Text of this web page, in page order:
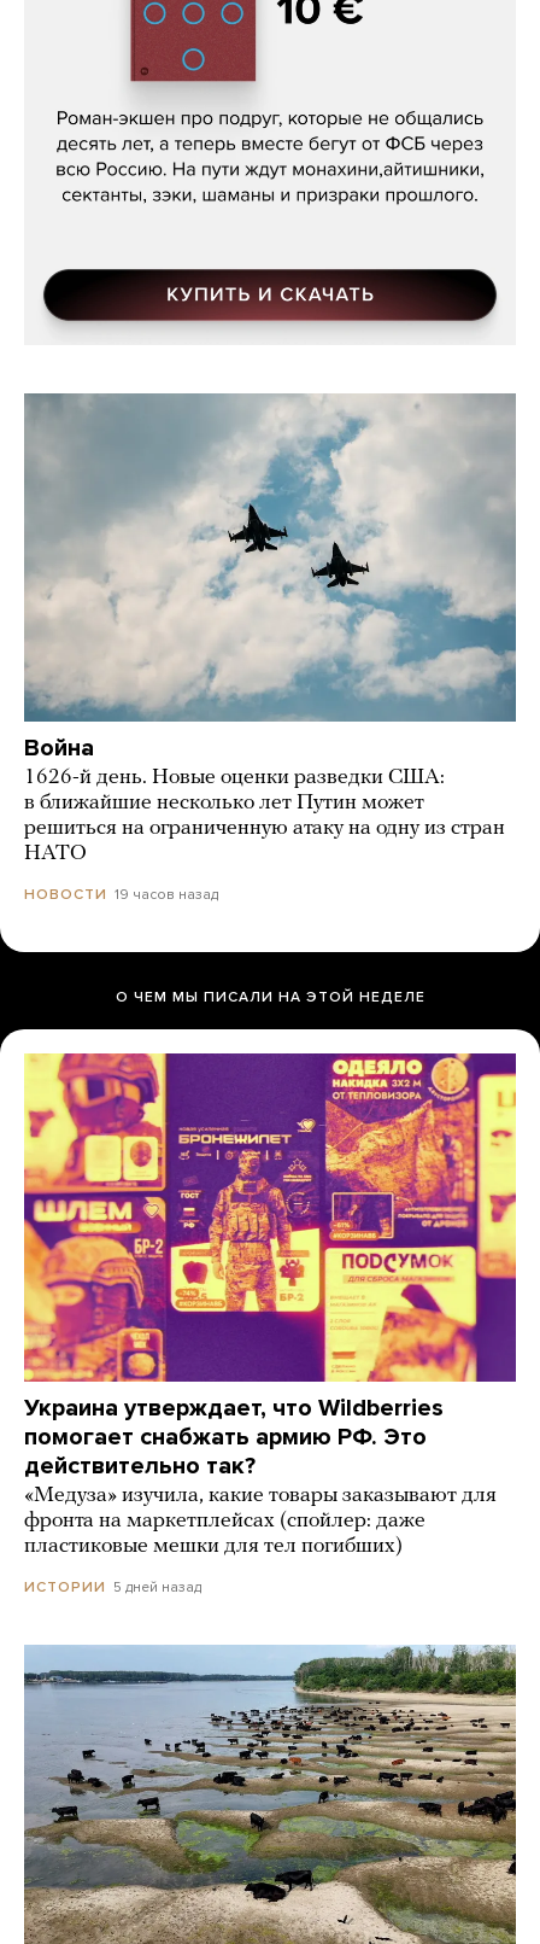
Кира Ярмыш, «Тут недалеко»
Война
1626-й день. Новые оценки разведки США:
в ближайшие несколько лет Путин может
решиться на ограниченную атаку на одну из стран
НАТО
НОВОСТИ 19 часов назад
О ЧЕМ МЫ ПИСАЛИ НА ЭТОЙ НЕДЕЛЕ
Украина утверждает, что Wildberries
помогает снабжать армию РФ. Это
действительно так?
«Медуза» изучила, какие товары заказывают для
фронта на маркетплейсах (спойлер: даже
пластиковые мешки для тел погибших)
ИСТОРИИ 5 дней назад